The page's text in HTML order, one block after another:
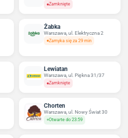
Zamknięte
Żabka
Warszawa, ul. Elektryczna 2
Zamyka się za 29 min
Lewiatan
Warszawa, ul. Piękna 31/37
Zamknięte
Chorten
Warszawa, ul. Nowy Świat 30
Otwarte do 23:59